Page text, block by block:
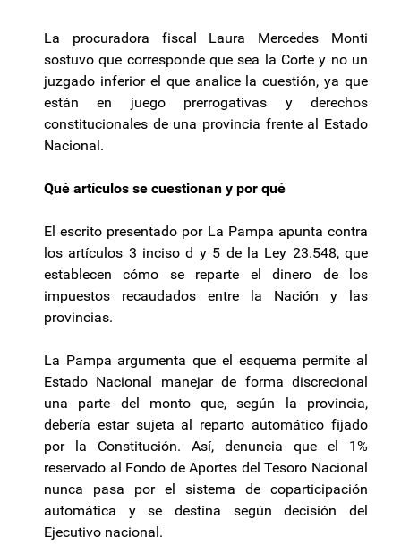
La procuradora fiscal Laura Mercedes Monti
sostuvo que corresponde que sea la Corte y no un
juzgado inferior el que analice la cuestión, ya que
están en juego prerrogativas y derechos
constitucionales de una provincia frente al Estado
Nacional.
Qué artículos se cuestionan y por qué
El escrito presentado por La Pampa apunta contra
los artículos 3 inciso d y 5 de la Ley 23.548, que
establecen cómo se reparte el dinero de los
impuestos recaudados entre la Nación y las
provincias.
La Pampa argumenta que el esquema permite al
Estado Nacional manejar de forma discrecional
una parte del monto que, según la provincia,
debería estar sujeta al reparto automático fijado
por la Constitución. Así, denuncia que el 1%
reservado al Fondo de Aportes del Tesoro Nacional
nunca pasa por el sistema de coparticipación
automática y se destina según decisión del
Ejecutivo nacional.